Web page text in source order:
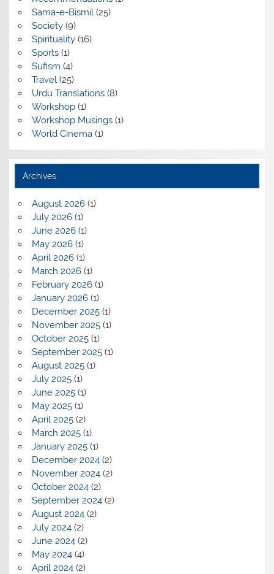
Sama-e-Bismil (25)
Society(9)
Spirituality(16)
Sports(1)
Sufism (4)
Travel (25)
Urdu Translations(8)
Workshop(1)
Workshop Musings(1)
World Cinema(1)
Archives
August 2026(1)
July 2026(1)
June 2026(1)
May 2026(1)
April 2026(1)
March 2026(1)
February 2026(1)
January 2026(1)
December 2025(1)
November 2025(1)
October 2025(1)
September 2025(1)
August 2025(1)
July 2025(1)
June 2025(1)
May 2025(1)
April 2025(2)
March 2025(1)
January 2025(1)
December 2024(2)
November 2024(2)
October 2024(2)
September 2024(2)
August 2024(2)
July 2024(2)
June 2024(2)
May 2024(4)
April 2024(2)